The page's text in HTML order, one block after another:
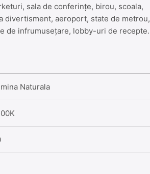
sala de conferințe, birou, scoala,
divertisment, aeroport, state de metrou,
de infrumusețare, lobby-uri de recepte.
Naturala